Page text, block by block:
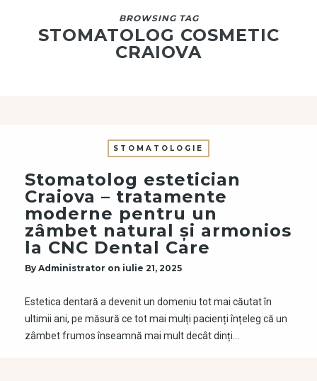
BROWSING TAG
STOMATOLOG COSMETIC
CRAIOVA
STOMATOLOGIE
Stomatolog estetician
Craiova – tratamente
moderne pentru un
zâmbet natural și armonios
la CNC Dental Care
By Administrator on iulie 21, 2025
Estetica dentară a devenit un domeniu tot mai căutat în
ultimii ani, pe măsură ce tot mai mulți pacienți înțeleg că un
zâmbet frumos înseamnă mai mult decât dinți…